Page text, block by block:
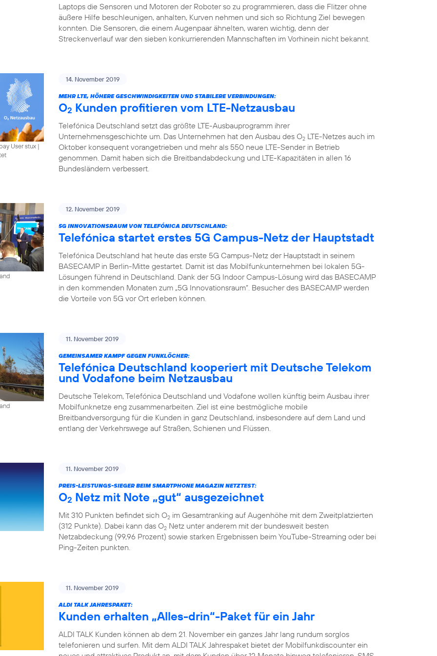
Laptops die Sensoren und Motoren der Roboter so zu programmieren, dass die Flitzer ohne
äußere Hilfe beschleunigen, anhalten, Kurven nehmen und sich so Richtung Ziel bewegen
konnten. Die Sensoren, die einem Augenpaar ähnelten, waren wichtig, denn der
Streckenverlauf war den sieben konkurrierenden Mannschaften im Vorhinein nicht bekannt.
User stux |
14. November 2019
MEHR LTE, HÖHERE GESCHWINDIGKEITEN UND STABILERE VERBINDUNGEN:
O2 Kunden profitieren vom LTE-Netzausbau
Telefónica Deutschland setzt das größte LTE-Ausbauprogramm ihrer
Unternehmensgeschichte um. Das Unternehmen hat den Ausbau des O2 LTE-Netzes auch im
Oktober konsequent vorangetrieben und mehr als 550 neue LTE-Sender in Betrieb
genommen. Damit haben sich die Breitbandabdeckung und LTE-Kapazitäten in allen 16
Bundesländern verbessert.
12. November 2019
5G INNOVATIONSRAUM VON TELEFÓNICA DEUTSCHLAND:
Telefónica startet erstes 5G Campus-Netz der Hauptstadt
Telefónica Deutschland hat heute das erste 5G Campus-Netz der Hauptstadt in seinem
BASECAMP in Berlin-Mitte gestartet. Damit ist das Mobilfunkunternehmen bei lokalen 5G-
Lösungen führend in Deutschland. Dank der 5G Indoor Campus-Lösung wird das BASECAMP
in den kommenden Monaten zum „5G Innovationsraum“. Besucher des BASECAMP werden
die Vorteile von 5G vor Ort erleben können.
11. November 2019
GEMEINSAMER KAMPF GEGEN FUNKLÖCHER:
Telefónica Deutschland kooperiert mit Deutsche Telekom
und Vodafone beim Netzausbau
Deutsche Telekom, Telefónica Deutschland und Vodafone wollen künftig beim Ausbau ihrer
Mobilfunknetze eng zusammenarbeiten. Ziel ist eine bestmögliche mobile
Breitbandversorgung für die Kunden in ganz Deutschland, insbesondere auf dem Land und
entlang der Verkehrswege auf Straßen, Schienen und Flüssen.
11. November 2019
PREIS-LEISTUNGS-SIEGER BEIM SMARTPHONE MAGAZIN NETZTEST:
O2 Netz mit Note „gut“ ausgezeichnet
Mit 310 Punkten befindet sich O2 im Gesamtranking auf Augenhöhe mit dem Zweitplatzierten
(312 Punkte). Dabei kann das O2 Netz unter anderem mit der bundesweit besten
Netzabdeckung (99,96 Prozent) sowie starken Ergebnissen beim YouTube-Streaming oder bei
Ping-Zeiten punkten.
11. November 2019
ALDI TALK JAHRESPAKET:
Kunden erhalten „Alles-drin“-Paket für ein Jahr
ALDI TALK Kunden können ab dem 21. November ein ganzes Jahr lang rundum sorglos
telefonieren und surfen. Mit dem ALDI TALK Jahrespaket bietet der Mobilfunkdiscounter ein